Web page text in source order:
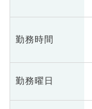
勤務時間
勤務曜日